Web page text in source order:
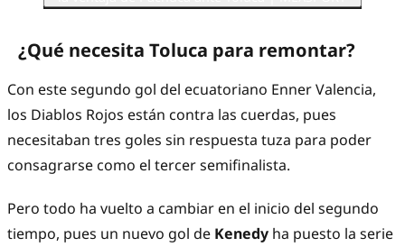
¿Qué necesita Toluca para remontar?
Con este segundo gol del ecuatoriano Enner Valencia,
los Diablos Rojos están contra las cuerdas, pues
necesitaban tres goles sin respuesta tuza para poder
consagrarse como el tercer semifinalista.
Pero todo ha vuelto a cambiar en el inicio del segundo
tiempo, pues un nuevo gol de Kenedy ha puesto la serie